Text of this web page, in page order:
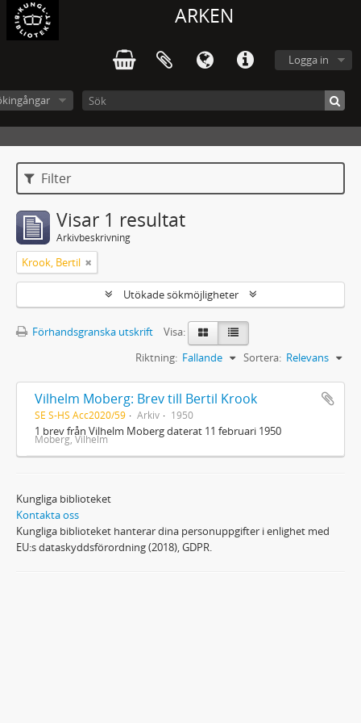
ARKEN
Logga in
Filter
Visar 1 resultat
Arkivbeskrivning
Krook, Bertil
Utökade sökmöjligheter
Förhandsgranska utskrift
Visa:
Sortera: Relevans
Riktning: Fallande
Vilhelm Moberg: Brev till Bertil Krook
SE S-HS Acc2020/59 Arkiv 1950
1 brev från Vilhelm Moberg daterat 11 februari 1950
Moberg, Vilhelm
Kungliga biblioteket
Kontakta oss
Kungliga biblioteket hanterar dina personuppgifter i enlighet med
EU:s dataskyddsförordning (2018), GDPR.